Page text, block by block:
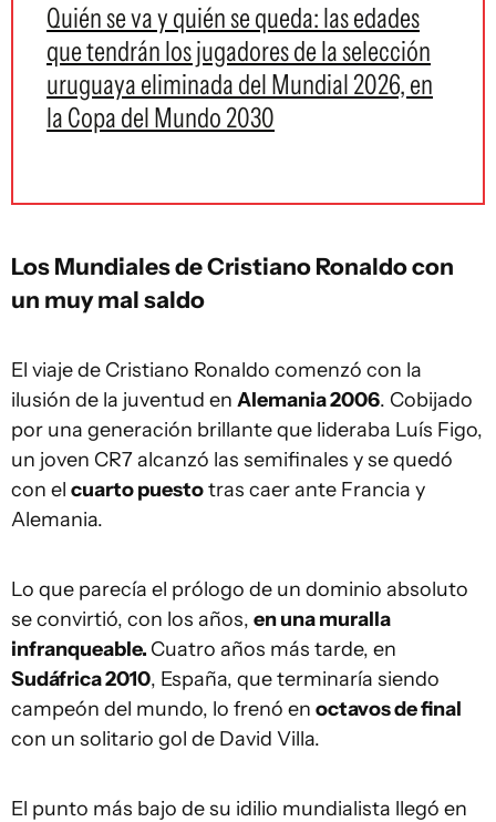
Quién se va y quién se queda: las edades
que tendrán los jugadores de la selección
uruguaya eliminada del Mundial 2026, en
la Copa del Mundo 2030
Los Mundiales de Cristiano Ronaldo con
un muy mal saldo
El viaje de Cristiano Ronaldo comenzó con la
ilusión de la juventud en Alemania 2006. Cobijado
por una generación brillante que lideraba Luís Figo,
un joven CR7 alcanzó las semifinales y se quedó
con el cuarto puestotras caer ante Francia y
Alemania.
Lo que parecía el prólogo de un dominio absoluto
se convirtió, con los años, en una muralla
infranqueable. Cuatro años más tarde, en
Sudáfrica 2010, España, que terminaría siendo
campeón del mundo, lo frenó en octavos de final
con un solitario gol de David Villa.
El punto más bajo de su idilio mundialista llegó en